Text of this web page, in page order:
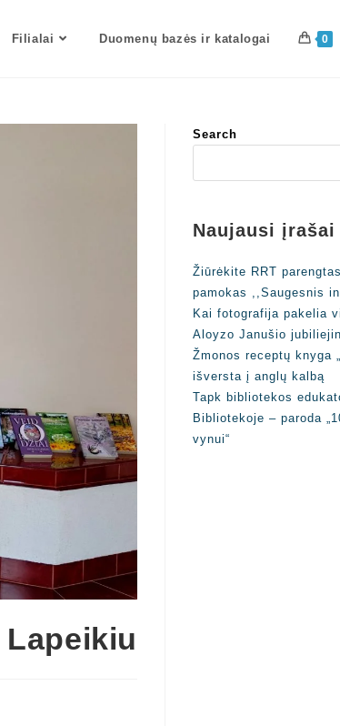
Filialai Duomenų bazės ir katalogai 0
Search
Naujausi įrašai
Žiūrėkite RRT
pamokas ,,Saugesnis
Kai fotografija pakelia
Aloyzo Janušio
Žmonos receptų knyga
išversta į anglų kalbą
Tapk bibliotekos
Bibliotekoje – paroda
vynui“